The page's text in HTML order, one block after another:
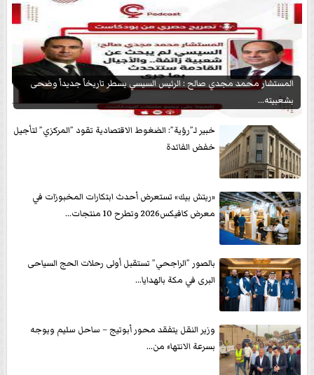
المستشار محمد مجدي صالح : الرئيس السيسي يسطر تاريخاً جديداً وضحى
بشعبيته...
خبير لـ”رؤية”: الضغوط الاقتصادية تقود ”المركزي” لتأجيل
خفض الفائدة
«ريتش بيك» تستعرض أحدث ابتكارات المخبوزات في
معرض كافيكس2026 وتطرح 10 منتجات...
بالصور ”الراجحي” تستقبل أولى رحلات الحج السياحى
البرى في مكة بالهدايا...
وزير النقل يتفقد محور أبوتيج – ساحل سليم ويوجه
بسرعة الانتهاء من...